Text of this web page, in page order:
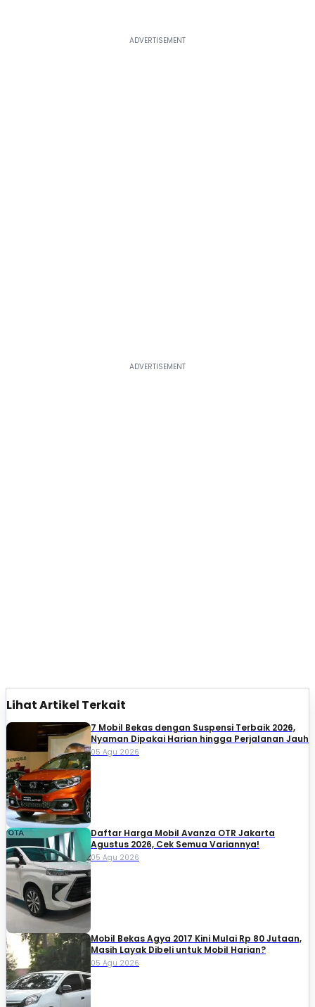
Lihat Artikel Terkait
7 Mobil Bekas dengan Suspensi Terbaik 2026,
Nyaman Dipakai Harian hingga Perjalanan Jauh
05 Agu 2026
Daftar Harga Mobil Avanza OTR Jakarta
Agustus 2026, Cek Semua Variannya!
05 Agu 2026
Mobil Bekas Agya 2017 Kini Mulai Rp 80 Jutaan,
Masih Layak Dibeli untuk Mobil Harian?
05 Agu 2026